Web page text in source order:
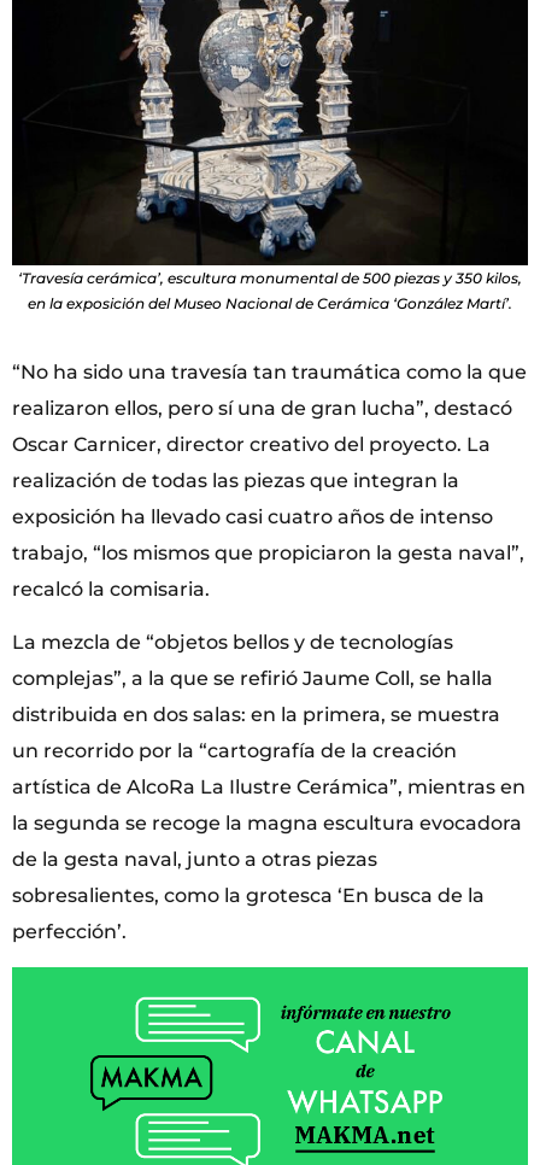
‘Travesía cerámica’, escultura monumental de 500 piezas y 350 kilos,
en la exposición del Museo Nacional de Cerámica ‘González Martí’.
“No ha sido una travesía tan traumática como la que
realizaron ellos, pero sí una de gran lucha”, destacó
Oscar Carnicer, director creativo del proyecto. La
realización de todas las piezas que integran la
exposición ha llevado casi cuatro años de intenso
trabajo, “los mismos que propiciaron la gesta naval”,
recalcó la comisaria.
La mezcla de “objetos bellos y de tecnologías
complejas”, a la que se refirió Jaume Coll, se halla
distribuida en dos salas: en la primera, se muestra
un recorrido por la “cartografía de la creación
artística de AlcoRa La Ilustre Cerámica”, mientras en
la segunda se recoge la magna escultura evocadora
de la gesta naval, junto a otras piezas
sobresalientes, como la grotesca ‘En busca de la
perfección’.